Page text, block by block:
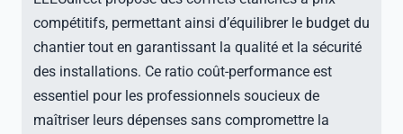
compétitifs, permettant ainsi d’équilibrer le budget du
chantier tout en garantissant la qualité et la sécurité
des installations. Ce ratio coût-performance est
essentiel pour les professionnels soucieux de
maîtriser leurs dépenses sans compromettre la